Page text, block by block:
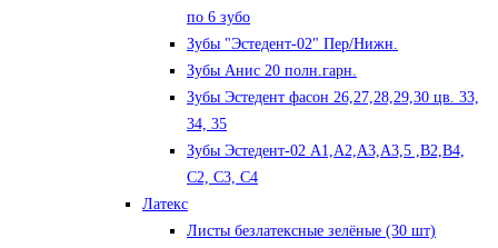
по 6 зубо
Зубы "Эстедент-02" Пер/Нижн.
Зубы Анис 20 полн.гарн.
Зубы Эстедент фасон 26,27,28,29,30 цв. 33,
34, 35
Зубы Эстедент-02 А1,А2,А3,А3,5 ,В2,В4,
С2, С3, С4
Латекс
Листы безлатексные зелёные (30 шт)